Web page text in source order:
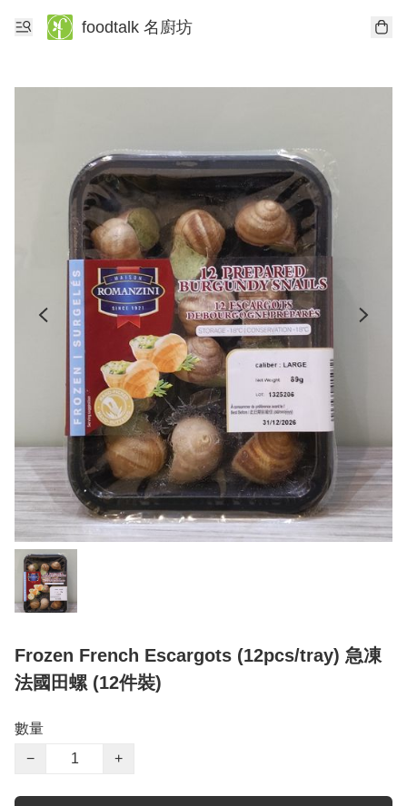
foodtalk 名廚坊
Frozen French Escargots (12pcs/tray) 急凍
法國田螺 (12件裝)
數量
−
+